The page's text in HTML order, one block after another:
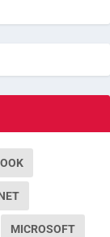
MICROSOFT